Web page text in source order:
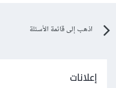
اذهب إلى قائمة الأسئلة
إعلانات